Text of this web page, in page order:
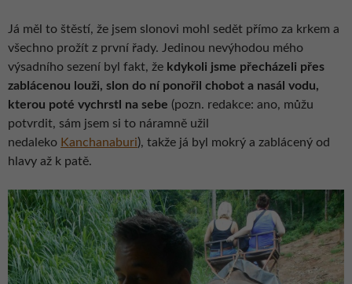
Já měl to štěstí, že jsem slonovi mohl sedět přímo za krkem a
všechno prožít z první řady. Jedinou nevýhodou mého
výsadního sezení byl fakt, že kdykoli jsme přecházeli přes
zablácenou louži, slon do ní ponořil chobot a nasál vodu,
kterou poté vychrstl na sebe (pozn. redakce: ano, můžu
potvrdit, sám jsem si to náramně užil
nedaleko Kanchanaburi), takže já byl mokrý a zablácený od
hlavy až k patě.